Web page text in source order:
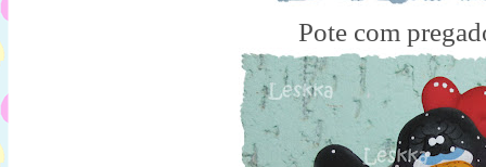
Pote com